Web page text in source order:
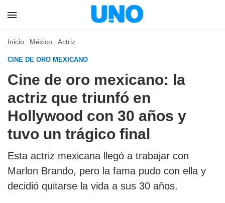
Inicio México Actriz
CINE DE ORO MEXICANO
Cine de oro mexicano: la
actriz que triunfó en
Hollywood con 30 años y
tuvo un trágico final
Esta actriz mexicana llegó a trabajar con
Marlon Brando, pero la fama pudo con ella y
decidió quitarse la vida a sus 30 años.